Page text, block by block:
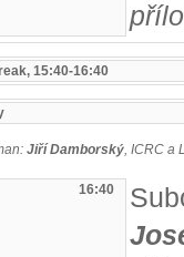
15:40-16:40
Jiří Damborský, ICRC a
16:40